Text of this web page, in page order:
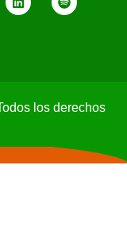
los derechos